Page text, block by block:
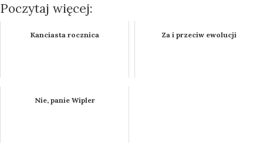
Poczytaj więcej:
Kanciasta rocznica Za i przeciw ewolucji
Nie, panie Wipler